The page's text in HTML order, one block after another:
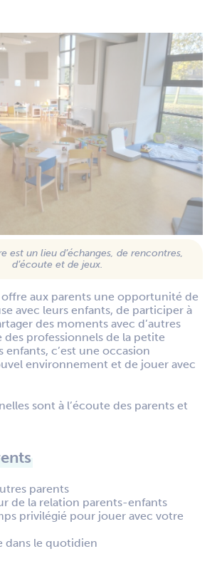
est un lieu d’échanges, de rencontres,
d’écoute et de jeux.
offre aux parents une opportunité de
avec leurs enfants, de participer à
des moments avec d’autres
des professionnels de la petite
enfants, c’est une occasion
environnement et de jouer avec
sont à l’écoute des parents et
parents
de la relation parents-enfants
privilégié pour jouer avec votre
dans le quotidien